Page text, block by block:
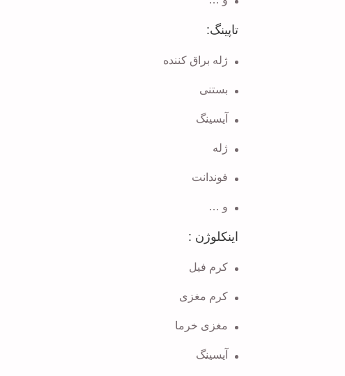
تاپینگ:
ژله براق کننده
بستنی
آیسینگ
ژله
فوندانت
و …
اینکلوژن :
کرم فیل
کرم مغزی
مغزی خرما
آیسینگ